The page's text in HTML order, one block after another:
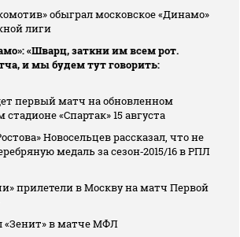
обыграл московское «Динамо»
лиги
«Шварц, заткни им всем рот.
и мы будем тут говорить:
первый матч на обновленном
«Спартак» 15 августа
Новосельцев рассказал, что не
медаль за сезон‑2015/16 в РПЛ
прилетели в Москву на матч Первой
«Зенит» в матче МФЛ